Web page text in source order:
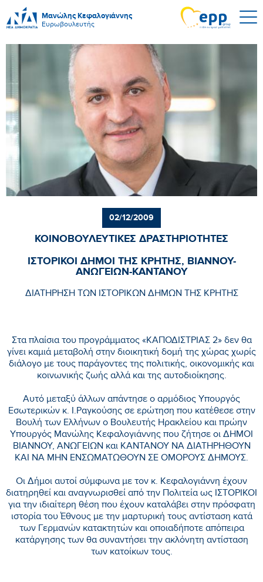
Μανώλης Κεφαλογιάννης
Ευρωβουλευτής
02/12/2009
ΚΟΙΝΟΒΟΥΛΕΥΤΙΚΕΣ ΔΡΑΣΤΗΡΙΟΤΗΤΕΣ
ΙΣΤΟΡΙΚΟΙ ΔΗΜΟΙ ΤΗΣ ΚΡΗΤΗΣ, ΒΙΑΝΝΟΥ-
ΑΝΩΓΕΙΩΝ-ΚΑΝΤΑΝΟΥ
ΔΙΑΤΗΡΗΣΗ ΤΩΝ ΙΣΤΟΡΙΚΩΝ ΔΗΜΩΝ ΤΗΣ ΚΡΗΤΗΣ
Στα πλαίσια του προγράμματος «ΚΑΠΟΔΙΣΤΡΙΑΣ 2» δεν θα
γίνει καμιά μεταβολή στην διοικητική δομή της χώρας χωρίς
διάλογο με τους παράγοντες της πολιτικής, οικονομικής και
κοινωνικής ζωής αλλά και της αυτοδιοίκησης.
Αυτό μεταξύ άλλων απάντησε ο αρμόδιος Υπουργός
Εσωτερικών κ. Ι.Ραγκούσης σε ερώτηση που κατέθεσε στην
Βουλή των Ελλήνων ο Βουλευτής Ηρακλείου και πρώην
Υπουργός Μανώλης Κεφαλογιάννης που ζήτησε οι ΔΗΜΟΙ
ΒΙΑΝΝΟΥ, ΑΝΩΓΕΙΩΝ και ΚΑΝΤΑΝΟΥ ΝΑ ΔΙΑΤΗΡΗΘΟΥΝ
ΚΑΙ ΝΑ ΜΗΝ ΕΝΣΩΜΑΤΩΘΟΥΝ ΣΕ ΟΜΟΡΟΥΣ ΔΗΜΟΥΣ.
Οι Δήμοι αυτοί σύμφωνα με τον κ. Κεφαλογιάννη έχουν
διατηρηθεί και αναγνωρισθεί από την Πολιτεία ως ΙΣΤΟΡΙΚΟΙ
για την ιδιαίτερη θέση που έχουν καταλάβει στην πρόσφατη
ιστορία του Έθνους με την μαρτυρική τους αντίσταση κατά
των Γερμανών κατακτητών και οποιαδήποτε απόπειρα
κατάργησης των θα συναντήσει την ακλόνητη αντίσταση
των κατοίκων τους.